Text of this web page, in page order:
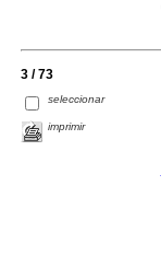
3 / 73
seleccionar
imprimir